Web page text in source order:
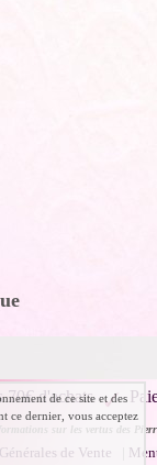
70€ d'achats
sur les vertus des
de Vente
de ce site et des
ce dernier, vous acceptez